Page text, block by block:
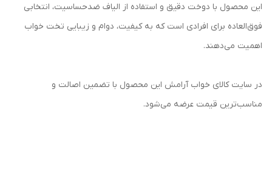
این محصول با دوخت دقیق و استفاده از الیاف ضدحساسیت، انتخابی
فوق‌العاده برای افرادی است که به کیفیت، دوام و زیبایی تخت خواب
اهمیت می‌دهند.
در سایت کالای خواب آرامش این محصول با تضمین اصالت و
مناسب‌ترین قیمت عرضه می‌شود.